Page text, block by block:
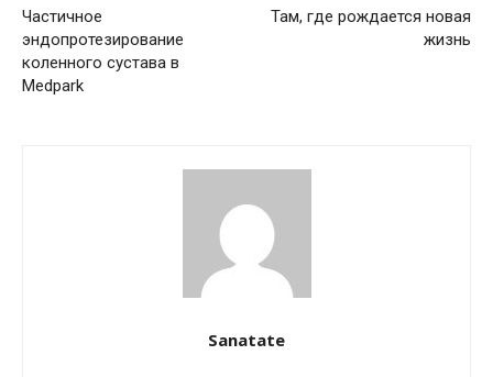
Частичное
эндопротезирование
коленного сустава в
Medpark
Там, где рождается новая
жизнь
Sanatate